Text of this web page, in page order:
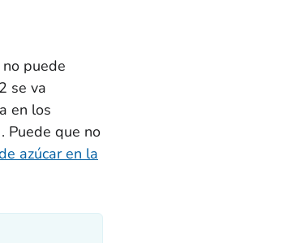
puede
se va
en los
Puede que no
azúcar en la